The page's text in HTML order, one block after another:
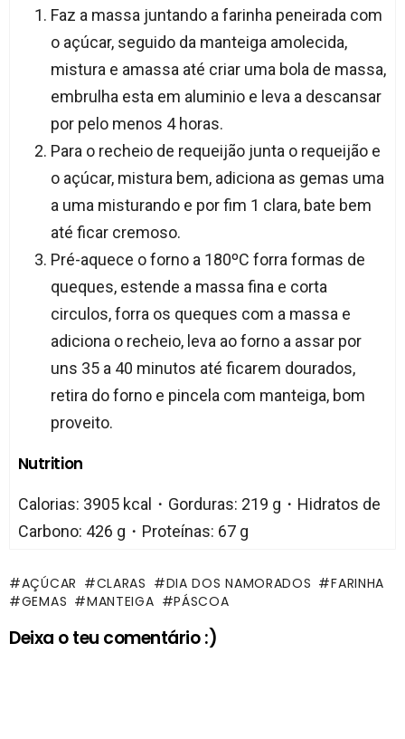
Faz a massa juntando a farinha peneirada com
o açúcar, seguido da manteiga amolecida,
mistura e amassa até criar uma bola de massa,
embrulha esta em aluminio e leva a descansar
por pelo menos 4 horas.
Para o recheio de requeijão junta o requeijão e
o açúcar, mistura bem, adiciona as gemas uma
a uma misturando e por fim 1 clara, bate bem
até ficar cremoso.
Pré-aquece o forno a 180ºC forra formas de
queques, estende a massa fina e corta
circulos, forra os queques com a massa e
adiciona o recheio, leva ao forno a assar por
uns 35 a 40 minutos até ficarem dourados,
retira do forno e pincela com manteiga, bom
proveito.
Nutrition
Calorias: 3905 kcal・Gorduras: 219 g・Hidratos de
Carbono: 426 g・Proteínas: 67 g
AÇÚCAR CLARAS DIA DOS NAMORADOS
FARINHA
GEMAS
MANTEIGA PÁSCOA
Deixa o teu comentário :)